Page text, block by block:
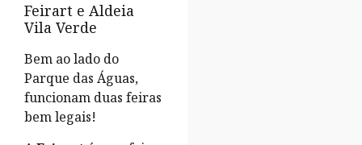
Feirart e Aldeia
Vila Verde
Bem ao lado do
Parque das Águas,
funcionam duas feiras
bem legais!